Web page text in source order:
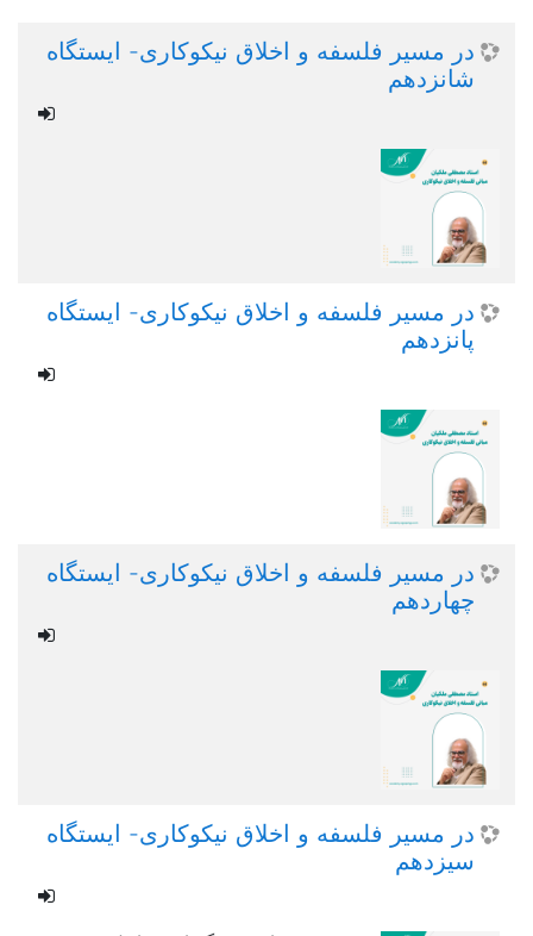
در مسیر فلسفه و اخلاق نیکوکاری- ایستگاه
شانزدهم
در مسیر فلسفه و اخلاق نیکوکاری- ایستگاه
پانزدهم
در مسیر فلسفه و اخلاق نیکوکاری- ایستگاه
چهاردهم
در مسیر فلسفه و اخلاق نیکوکاری- ایستگاه
سیزدهم